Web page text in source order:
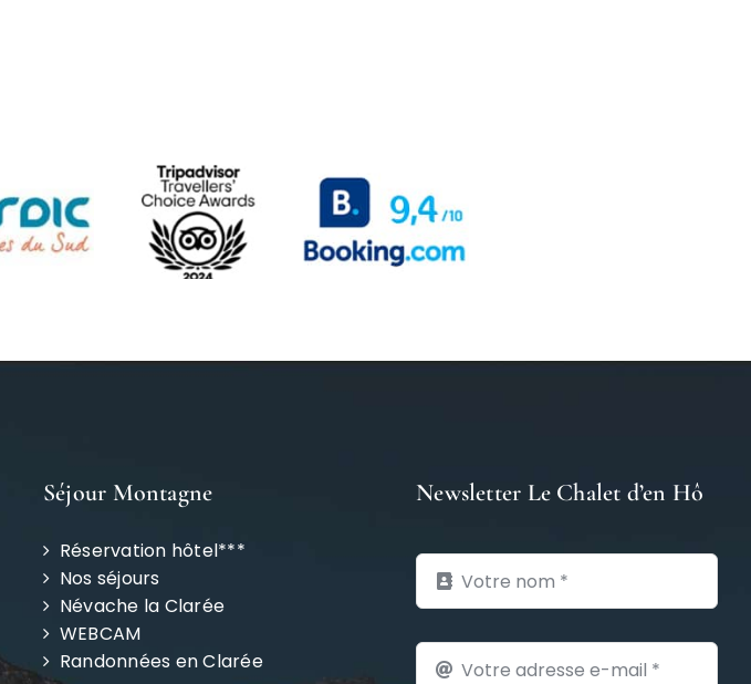
Séjour Montagne
Réservation hôtel***
Nos séjours
Névache la Clarée
WEBCAM
Randonnées en Clarée
Newsletter Le Chalet d’en Hô